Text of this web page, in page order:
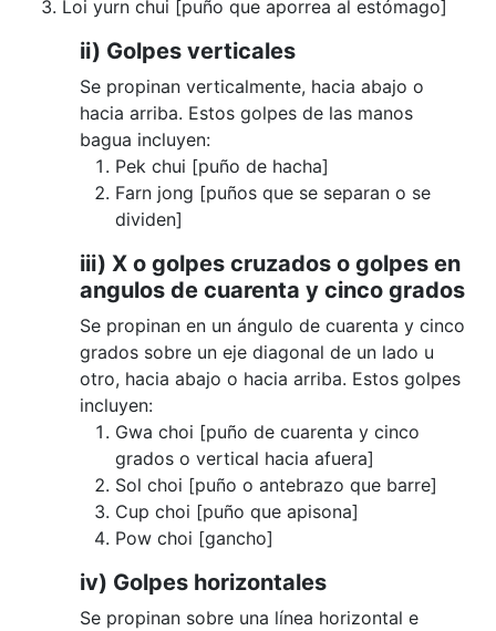
Loi yurn chui [puño que aporrea al estómago]
ii) Golpes verticales
Se propinan verticalmente, hacia abajo o
hacia arriba. Estos golpes de las manos
bagua incluyen:
Pek chui [puño de hacha]
Farn jong [puños que se separan o se
dividen]
iii) X o golpes cruzados o golpes en
angulos de cuarenta y cinco grados
Se propinan en un ángulo de cuarenta y cinco
grados sobre un eje diagonal de un lado u
otro, hacia abajo o hacia arriba. Estos golpes
incluyen:
Gwa choi [puño de cuarenta y cinco
grados o vertical hacia afuera]
Sol choi [puño o antebrazo que barre]
Cup choi [puño que apisona]
Pow choi [gancho]
iv) Golpes horizontales
Se propinan sobre una línea horizontal e